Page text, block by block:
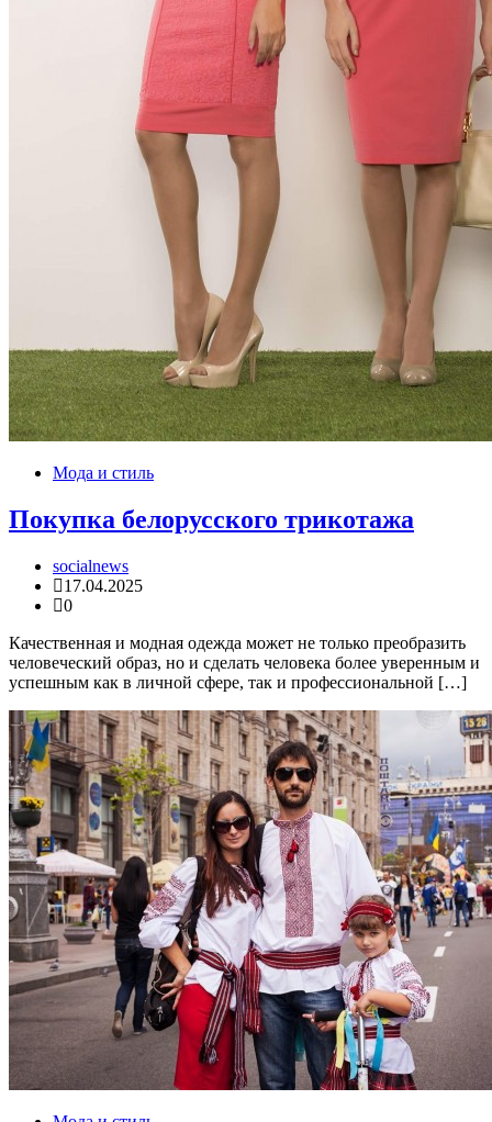
Мода и стиль
Покупка белорусского трикотажа
socialnews
17.04.2025
0
Качественная и модная одежда может не только преобразить
человеческий образ, но и сделать человека более уверенным и
успешным как в личной сфере, так и профессиональной […]